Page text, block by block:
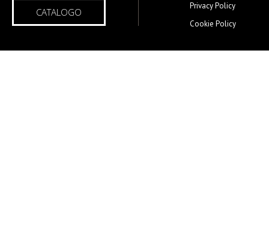
CATALOGO
Privacy Policy
Cookie Policy